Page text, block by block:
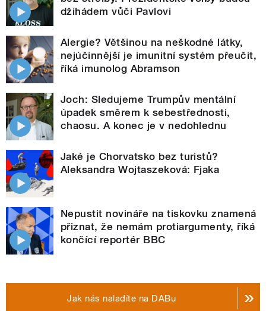
džihádem vůči Pavlovi
Alergie? Většinou na neškodné látky,
nejúčinnější je imunitní systém přeučit,
říká imunolog Abramson
Joch: Sledujeme Trumpův mentální
úpadek směrem k sebestřednosti,
chaosu. A konec je v nedohlednu
Jaké je Chorvatsko bez turistů?
Aleksandra Wojtaszeková: Fjaka
Nepustit novináře na tiskovku znamená
přiznat, že nemám protiargumenty, říká
končící reportér BBC
Jak nás naladíte na DABu